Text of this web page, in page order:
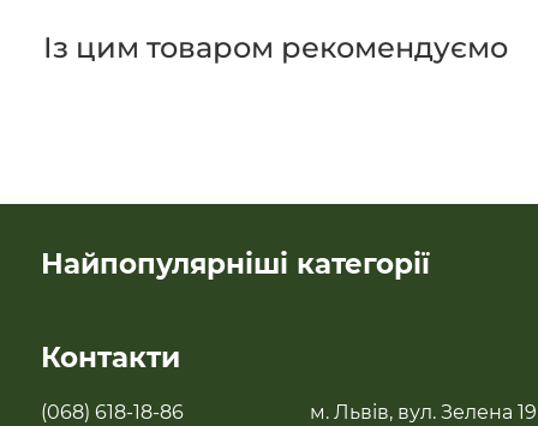
Із цим товаром рекомендуємо
Найпопулярніші категорії
Контакти
(068) 618-18-86
м. Львів, вул. Зелена 19